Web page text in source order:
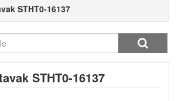
STHT0-16137
STHT0-16137